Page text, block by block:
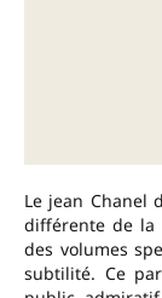
Le jean Chanel
différente de la
des volumes
subtilité. Ce